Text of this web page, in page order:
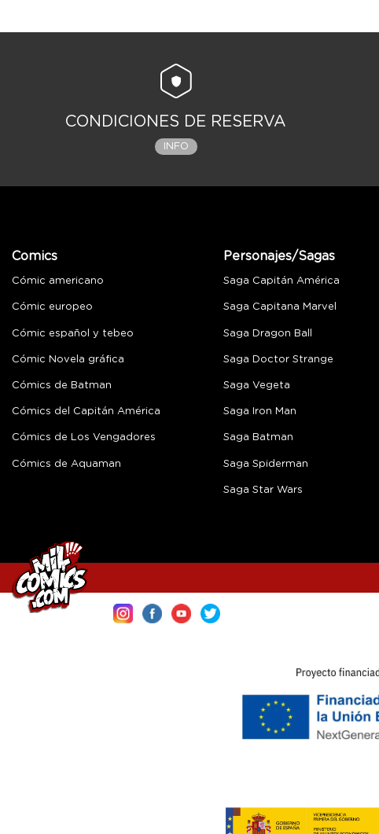
CONDICIONES DE RESERVA
INFO
Comics
Cómic americano
Cómic europeo
Cómic español y tebeo
Cómic Novela gráfica
Cómics de Batman
Cómics del Capitán América
Cómics de Los Vengadores
Cómics de Aquaman
Personajes/Sagas
Saga Capitán América
Saga Capitana Marvel
Saga Dragon Ball
Saga Doctor Strange
Saga Vegeta
Saga Iron Man
Saga Batman
Saga Spiderman
Saga Star Wars